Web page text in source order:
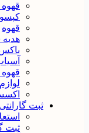
قهوه
ثبت گارانتی
ثبت